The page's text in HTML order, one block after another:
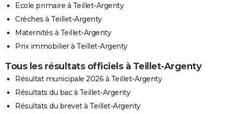
Ecole primaire à Teillet-Argenty
Crèches à Teillet-Argenty
Maternités à Teillet-Argenty
Prix immobilier à Teillet-Argenty
Tous les résultats officiels à Teillet-Argenty
Résultat municipale 2026 à Teillet-Argenty
Résultats du bac à Teillet-Argenty
Résultats du brevet à Teillet-Argenty